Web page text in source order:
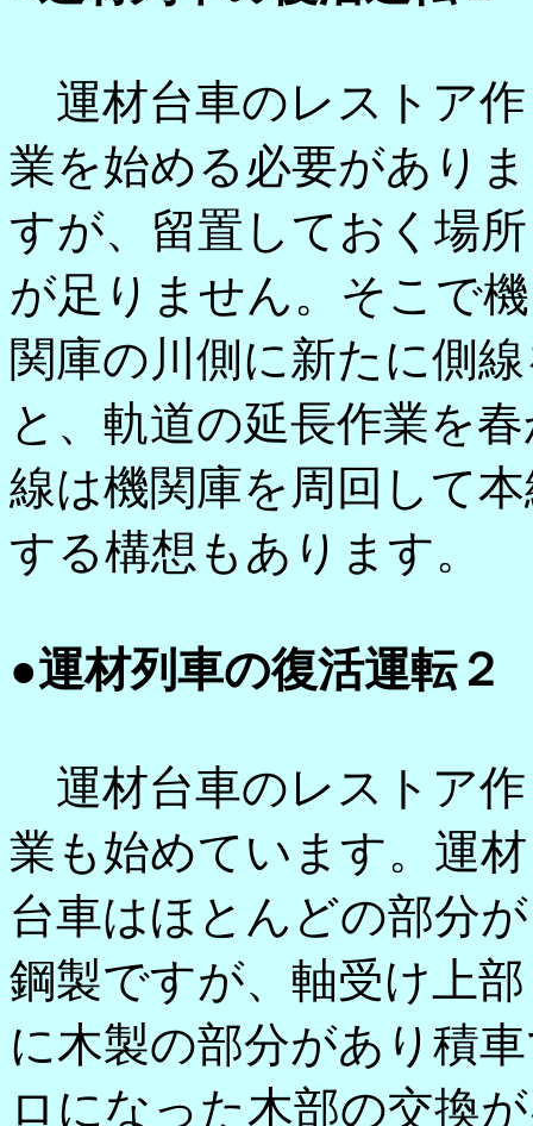
運材台車のレストア作
業を始める必要がありま
すが、留置しておく場所
が足りません。そこで機
関庫の川側に新たに側
と、軌道の延長作業を
線は機関庫を周回して
する構想もあります。
●運材列車の復活運転２
運材台車のレストア作
業も始めています。運材
台車はほとんどの部分が
鋼製ですが、軸受け上部
に木製の部分があり積
ロになった木部の交換